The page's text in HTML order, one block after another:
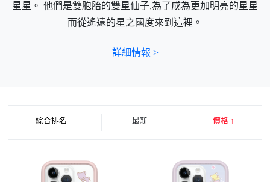
星星。 他們是雙胞胎的雙星仙子,為了成為更加明亮的星星
而從遙遠的星之國度來到這裡。
詳細情報 >
綜合排名 最新 價格 ↑